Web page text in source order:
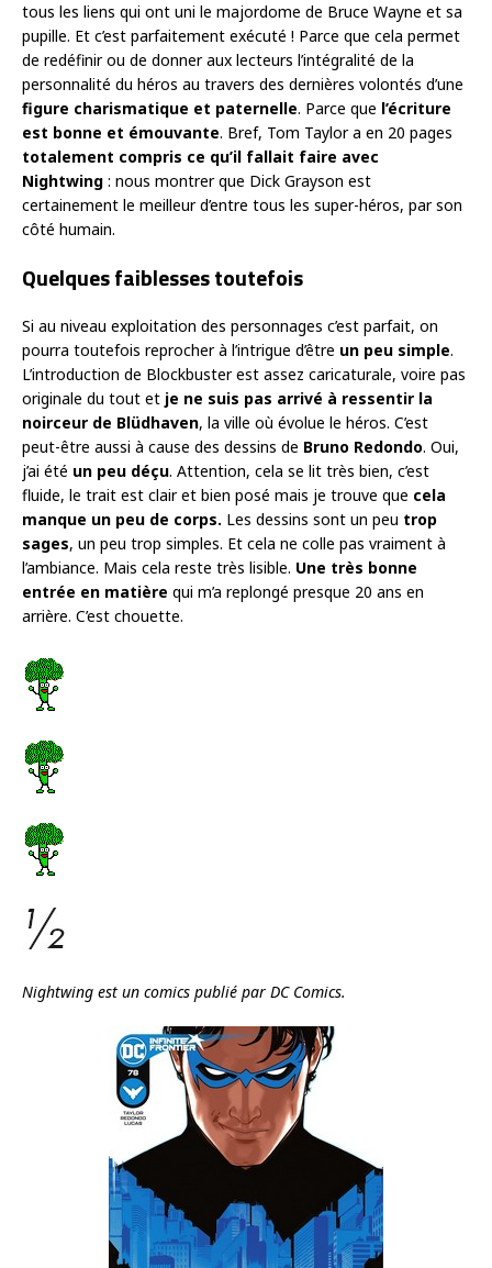
tous les liens qui ont uni le majordome de Bruce Wayne et sa
pupille. Et c’est parfaitement exécuté ! Parce que cela permet
de redéfinir ou de donner aux lecteurs l’intégralité de la
personnalité du héros au travers des dernières volontés d’une
figure charismatique et paternelle. Parce que l’écriture
est bonne et émouvante. Bref, Tom Taylor a en 20 pages
totalement compris ce qu’il fallait faire avec
Nightwing : nous montrer que Dick Grayson est
certainement le meilleur d’entre tous les super-héros, par son
côté humain.
Quelques faiblesses toutefois
Si au niveau exploitation des personnages c’est parfait, on
pourra toutefois reprocher à l’intrigue d’être un peu simple.
L’introduction de Blockbuster est assez caricaturale, voire pas
originale du tout et je ne suis pas arrivé à ressentir la
noirceur de Blüdhaven, la ville où évolue le héros. C’est
peut-être aussi à cause des dessins de Bruno Redondo. Oui,
j’ai été un peu déçu. Attention, cela se lit très bien, c’est
fluide, le trait est clair et bien posé mais je trouve que cela
manque un peu de corps. Les dessins sont un peu trop
sages, un peu trop simples. Et cela ne colle pas vraiment à
l’ambiance. Mais cela reste très lisible. Une très bonne
entrée en matière qui m’a replongé presque 20 ans en
arrière. C’est chouette.
Nightwing est un comics publié par DC Comics.